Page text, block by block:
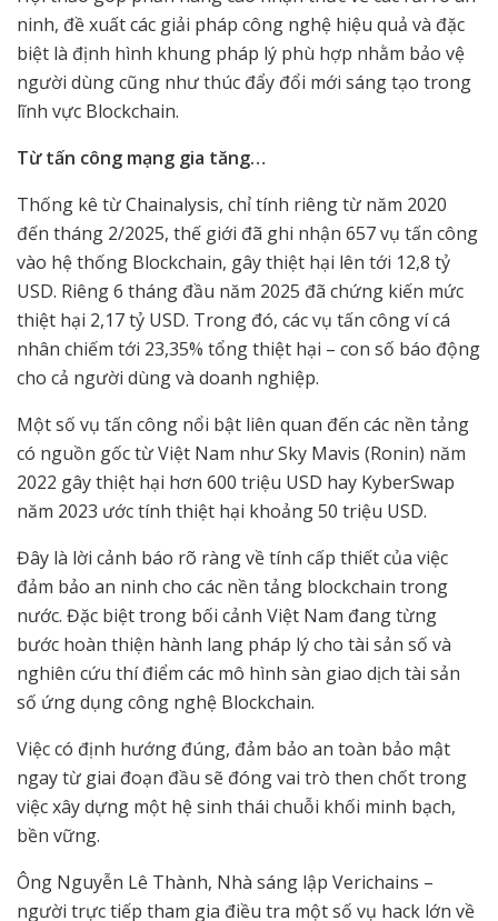
ninh, đề xuất các giải pháp công nghệ hiệu quả và đặc
biệt là định hình khung pháp lý phù hợp nhằm bảo vệ
người dùng cũng như thúc đẩy đổi mới sáng tạo trong
lĩnh vực Blockchain.
Từ tấn công mạng gia tăng…
Thống kê từ Chainalysis, chỉ tính riêng từ năm 2020
đến tháng 2/2025, thế giới đã ghi nhận 657 vụ tấn công
vào hệ thống Blockchain, gây thiệt hại lên tới 12,8 tỷ
USD. Riêng 6 tháng đầu năm 2025 đã chứng kiến mức
thiệt hại 2,17 tỷ USD. Trong đó, các vụ tấn công ví cá
nhân chiếm tới 23,35% tổng thiệt hại – con số báo động
cho cả người dùng và doanh nghiệp.
Một số vụ tấn công nổi bật liên quan đến các nền tảng
có nguồn gốc từ Việt Nam như Sky Mavis (Ronin) năm
2022 gây thiệt hại hơn 600 triệu USD hay KyberSwap
năm 2023 ước tính thiệt hại khoảng 50 triệu USD.
Đây là lời cảnh báo rõ ràng về tính cấp thiết của việc
đảm bảo an ninh cho các nền tảng blockchain trong
nước. Đặc biệt trong bối cảnh Việt Nam đang từng
bước hoàn thiện hành lang pháp lý cho tài sản số và
nghiên cứu thí điểm các mô hình sàn giao dịch tài sản
số ứng dụng công nghệ Blockchain.
Việc có định hướng đúng, đảm bảo an toàn bảo mật
ngay từ giai đoạn đầu sẽ đóng vai trò then chốt trong
việc xây dựng một hệ sinh thái chuỗi khối minh bạch,
bền vững.
Ông Nguyễn Lê Thành, Nhà sáng lập Verichains –
người trực tiếp tham gia điều tra một số vụ hack lớn về